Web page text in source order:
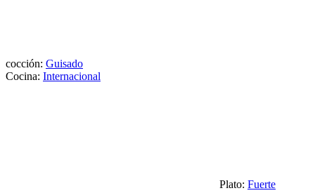
cocción: Guisado
Cocina: Internacional
Plato: Fuerte